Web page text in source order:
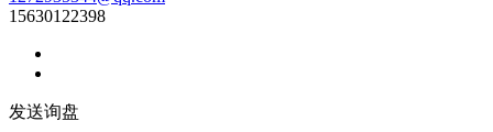
15630122398
发送询盘